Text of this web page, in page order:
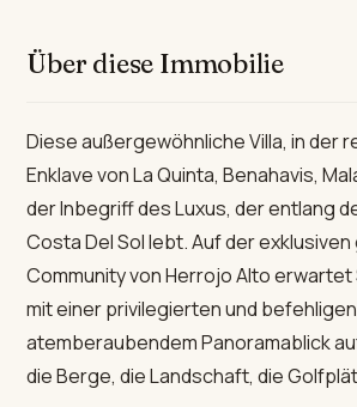
Über diese Immobilie
Diese außergewöhnliche Villa, in der
Enklave von La Quinta, Benahavis,
der Inbegriff des Luxus, der entlang
Costa Del Sol lebt. Auf der
Community von Herrojo Alto erwartet
mit einer privilegierten und
atemberaubendem Panoramablick
die Berge, die Landschaft, die